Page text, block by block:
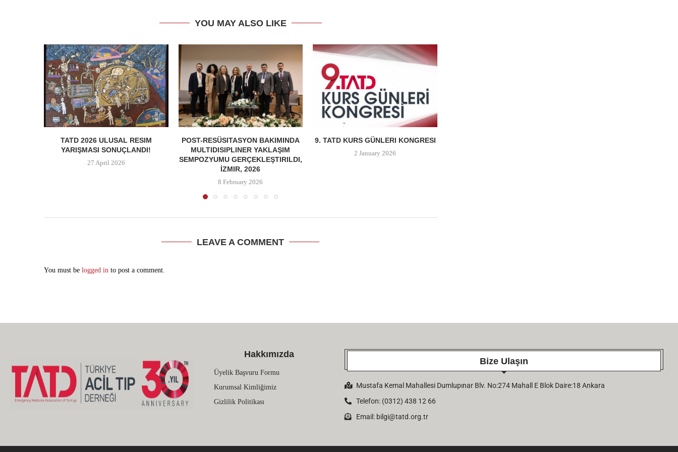
YOU MAY ALSO LIKE
TATD 2026 ULUSAL RESIM
YARIŞMASI SONUÇLANDI!
27 April 2026
POST-RESÜSITASYON BAKIMINDA
MULTIDISIPLINER YAKLAŞIM
SEMPOZYUMU GERÇEKLEŞTIRILDI,
İZMIR, 2026
8 February 2026
9. TATD KURS GÜNLERI KONGRESI
2 January 2026
LEAVE A COMMENT
You must be logged in to post a comment.
Hakkımızda
Üyelik Başvuru Formu
Kurumsal Kimliğimiz
Gizlilik Politikası
Bize Ulaşın
Mustafa Kemal Mahallesi Dumlupınar Blv. No:274 Mahall E Blok Daire:18 Ankara
Telefon: (0312) 438 12 66
Email: bilgi@tatd.org.tr